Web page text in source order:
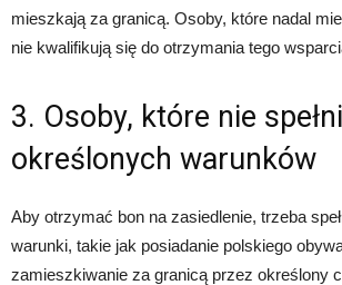
mieszkają za granicą. Osoby, które nadal
nie kwalifikują się do otrzymania tego
3. Osoby, które nie
określonych warunków
Aby otrzymać bon na zasiedlenie, trzeba
warunki, takie jak posiadanie polskiego
zamieszkiwanie za granicą przez określony